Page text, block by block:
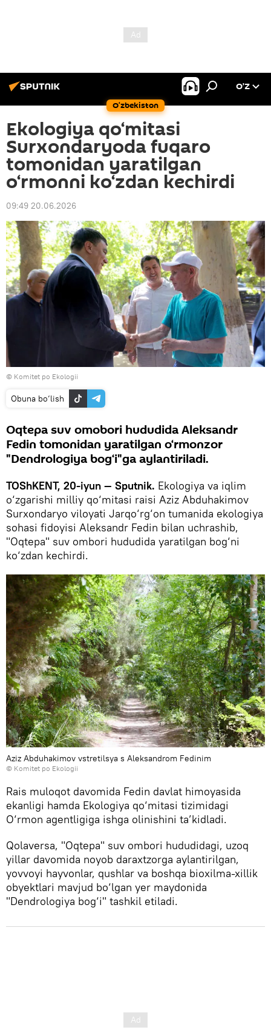
O‘zbekiston
O’Z
Ekologiya qo‘mitasi
Surxondaryoda fuqaro
tomonidan yaratilgan
o‘rmonni ko‘zdan kechirdi
09:49 20.06.2026
© Komitet po Ekologii
Obuna bo‘lish
Oqtepa suv omobori hududida Aleksandr
Fedin tomonidan yaratilgan o‘rmonzor
"Dendrologiya bog‘i"ga aylantiriladi.
TOShKENT, 20-iyun — Sputnik. Ekologiya va iqlim
o‘zgarishi milliy qo‘mitasi raisi Aziz Abduhakimov
Surxondaryo viloyati Jarqo‘rg‘on tumanida ekologiya
sohasi fidoyisi Aleksandr Fedin bilan uchrashib,
"Oqtepa" suv ombori hududida yaratilgan bog‘ni
ko‘zdan kechirdi.
Aziz Abduhakimov vstretilsya s Aleksandrom Fedinim
© Komitet po Ekologii
Rais muloqot davomida Fedin davlat himoyasida
ekanligi hamda Ekologiya qo‘mitasi tizimidagi
O‘rmon agentligiga ishga olinishini ta’kidladi.
Qolaversa, "Oqtepa" suv ombori hududidagi, uzoq
yillar davomida noyob daraxtzorga aylantirilgan,
yovvoyi hayvonlar, qushlar va boshqa bioxilma-xillik
obyektlari mavjud bo‘lgan yer maydonida
"Dendrologiya bog‘i" tashkil etiladi.